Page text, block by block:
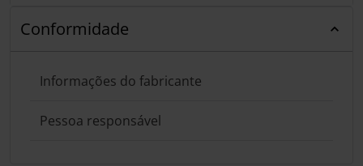
Conformidade
Informações do fabricante
Pessoa responsável